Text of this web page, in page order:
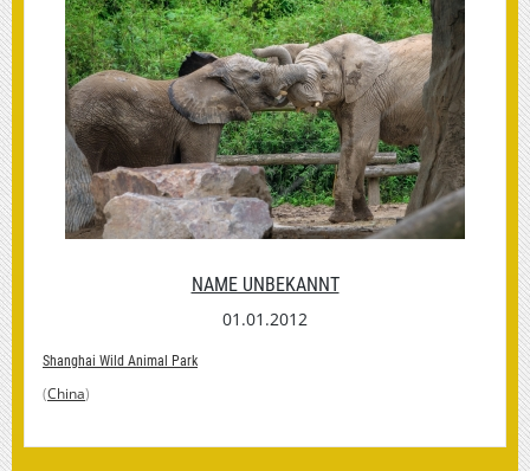
NAME UNBEKANNT
01.01.2012
Shanghai Wild Animal Park
(China)